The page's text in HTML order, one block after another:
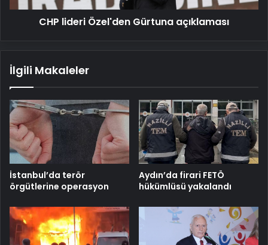
CHP lideri Özel'den Gürtuna açıklaması
İlgili Makaleler
İstanbul’da terör
örgütlerine operasyon
Aydın’da firari FETÖ
hükümlüsü yakalandı